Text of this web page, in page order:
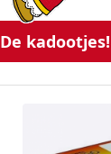
De kadootjes!